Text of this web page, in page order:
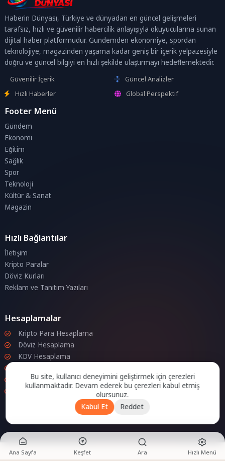
Haberin Dünyası, Türkiye ve dünyadan en güncel gelişmeleri
tarafsız, hızlı ve güvenilir habercilik anlayışıyla okuyucularına sunan
dijital haber platformudur. Gündemden ekonomiye, spordan
teknolojiye, magazinden yaşama kadar geniş bir içerik yelpazesiyle
doğru ve güncel bilgiyi en hızlı şekilde ulaştırmayı hedeflemektedir.
Güvenilir İçerik
Güncel Analizler
Hızlı Haberler
Global Perspektif
Footer Menü
Gündem
Ekonomi
Eğitim
Sağlık
Spor
Teknoloji
Kültür & Sanat
Magazin
Hızlı Bağlantılar
İletişim
Kripto Paralar
Döviz Kurları
Reklam ve Tanıtım Yazıları
Hesaplamalar
Kripto Para Hesaplama
Döviz Hesaplama
KDV Hesaplama
Zam Hesaplama
Bileşik Hesaplama
Ana Sayfa Keşfet Ara Hızlı Menü
Bu site, kullanıcı deneyimini geliştirmek için çerezleri
kullanmaktadır. Devam ederek bu çerezleri kabul etmiş
olursunuz.
Kabul Et
Reddet